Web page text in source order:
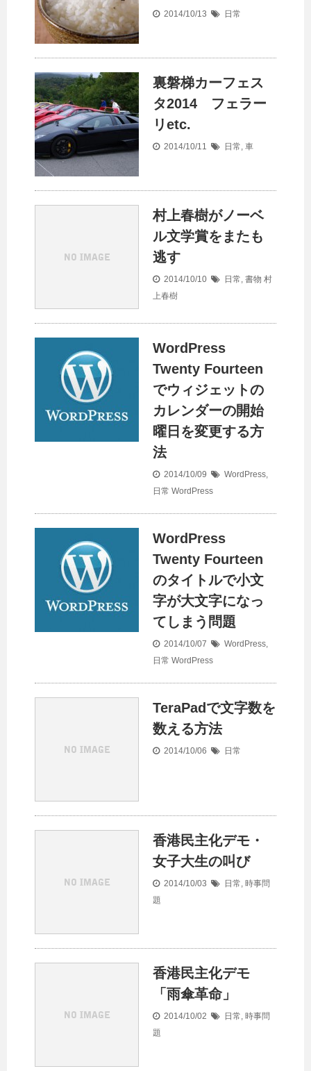
2014/10/13 日常
裏磐梯カーフェス
タ2014 フェラー
リetc.
2014/10/11 日常, 車
村上春樹がノーベ
ル文学賞をまたも
逃す
2014/10/10 日常, 書物 村
上春樹
WordPress
Twenty Fourteen
でウィジェットの
カレンダーの開始
曜日を変更する方
法
2014/10/09 WordPress,
日常 WordPress
WordPress
Twenty Fourteen
のタイトルで小文
字が大文字になっ
てしまう問題
2014/10/07 WordPress,
日常 WordPress
TeraPadで文字数を
数える方法
2014/10/06 日常
香港民主化デモ・
女子大生の叫び
2014/10/03 日常, 時事問
題
香港民主化デモ
「雨傘革命」
2014/10/02 日常, 時事問
題